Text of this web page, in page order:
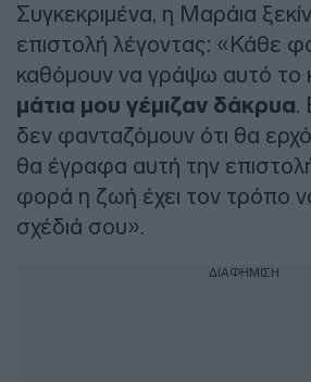
Συγκεκριμένα, η Μαράια
επιστολή λέγοντας: «Κάθε
καθόμουν να γράψω αυτό το
μάτια μου γέμιζαν δάκρυα.
δεν φανταζόμουν ότι θα
θα έγραφα αυτή την
φορά η ζωή έχει τον τρόπο
σχέδιά σου».
ΔΙΑΦΗΜΙΣΗ